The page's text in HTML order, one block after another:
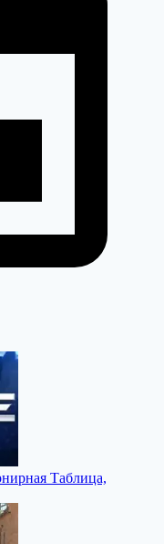
Таблица,